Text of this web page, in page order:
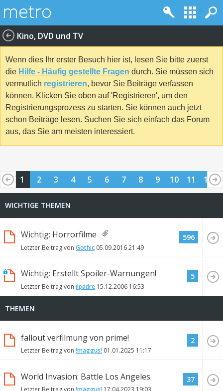
Kino, DVD und TV
Wenn dies Ihr erster Besuch hier ist, lesen Sie bitte zuerst
die Hilfe - Häufig gestellte Fragen durch. Sie müssen sich
vermutlich registrieren, bevor Sie Beiträge verfassen
können. Klicken Sie oben auf 'Registrieren', um den
Registrierungsprozess zu starten. Sie können auch jetzt
schon Beiträge lesen. Suchen Sie sich einfach das Forum
aus, das Sie am meisten interessiert.
1 2 3 4 5 6 7 8 9 10 11
12
25
26
WICHTIGE THEMEN
Wichtig: Horrorfilme
Letzter Beitrag von Gothic 05.09.201621:49
596
Wichtig: Erstellt Spoiler-Warnungen!
Letzter Beitrag von ilpadre 15.12.2006 16:53
5
THEMEN
fallout verfilmung von prime!
Letzter Beitrag von !maggus! 01.01.2025 11:17
2
World Invasion: Battle Los Angeles 37